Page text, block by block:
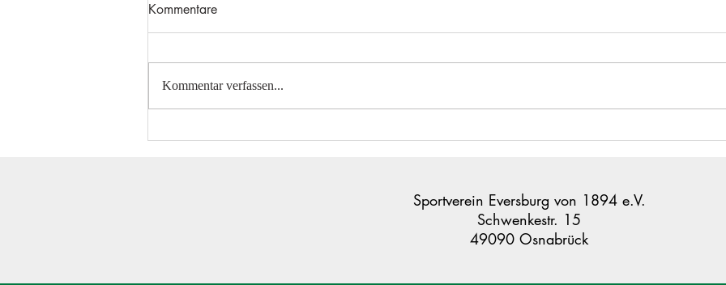
Kommentare
Kommentar verfassen...
Sportverein Eversburg von 1894 e.V.
Schwenkestr. 15
49090 Osnabrück